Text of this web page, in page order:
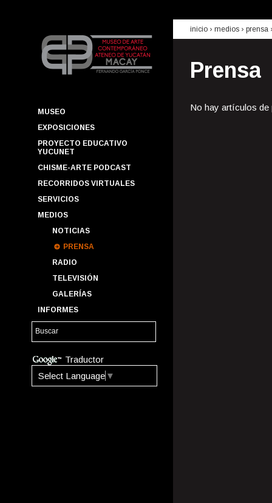
MUSEO
EXPOSICIONES
PROYECTO EDUCATIVO
YUCUNET
CHISME-ARTE PODCAST
RECORRIDOS VIRTUALES
SERVICIOS
MEDIOS
NOTICIAS
PRENSA
RADIO
TELEVISIÓN
GALERÍAS
INFORMES
Traductor
Select Language ▼
inicio › medios › prensa
Prensa
No hay artículos de